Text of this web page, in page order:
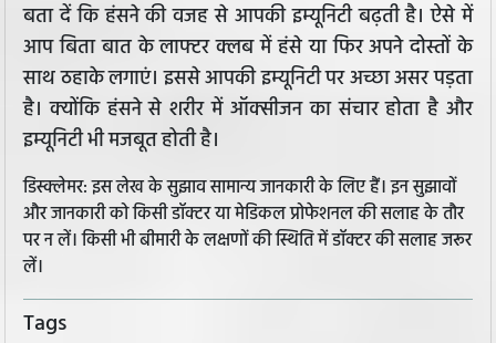
बता दें कि हंसने की वजह से आपकी इम्यूनिटी बढ़ती है। ऐसे में
आप बिता बात के लाफ्टर क्लब में हंसे या फिर अपने दोस्तों के
साथ ठहाके लगाएं। इससे आपकी इम्यूनिटी पर अच्छा असर पड़ता
है। क्योंकि हंसने से शरीर में ऑक्सीजन का संचार होता है और
इम्यूनिटी भी मजबूत होती है।
डिस्क्लेमर: इस लेख के सुझाव सामान्य जानकारी के लिए हैं। इन सुझावों
और जानकारी को किसी डॉक्टर या मेडिकल प्रोफेशनल की सलाह के तौर
पर न लें। किसी भी बीमारी के लक्षणों की स्थिति में डॉक्टर की सलाह जरूर
लें।
Tags